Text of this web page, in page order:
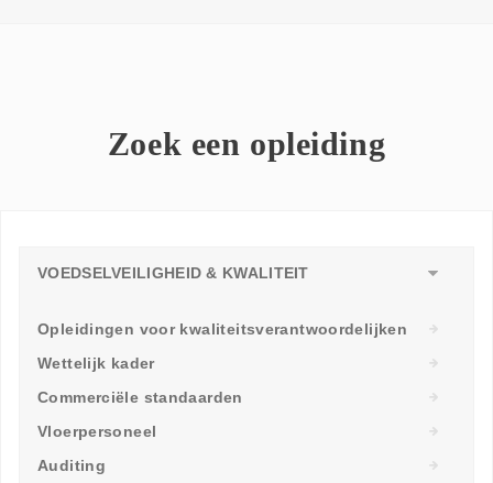
NODIG
Zoek een opleiding
VOEDSELVEILIGHEID & KWALITEIT
Opleidingen voor kwaliteitsverantwoordelijken
Wettelijk kader
Commerciële standaarden
Vloerpersoneel
Auditing